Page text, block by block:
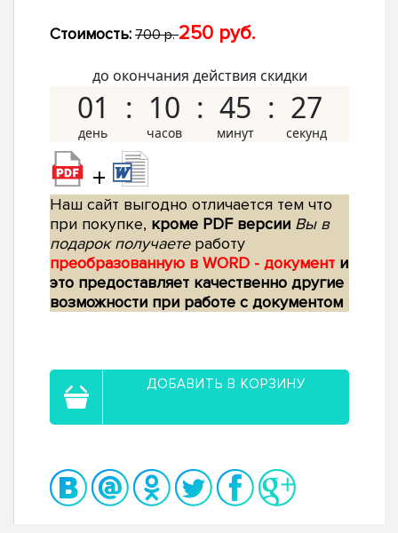
Стоимость: 700 р.250 руб.
до окончания действия скидки
01 10 45 26
+
Наш сайт выгодно отличается тем что
при покупке, кроме PDF версии Вы в
подарок получаетеработу
преобразованную в WORD - документ и
это предоставляет качественно другие
возможности при работе с документом
ДОБАВИТЬ В КОРЗИНУ